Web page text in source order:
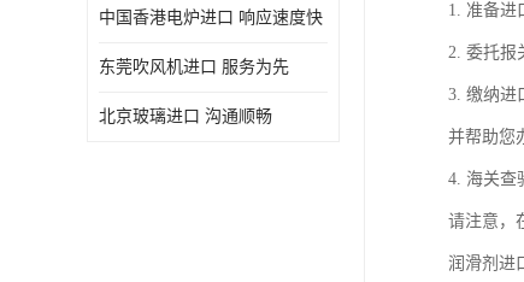
中国香港电炉进口 响应速度快
东莞吹风机进口 服务为先
北京玻璃进口 沟通顺畅
1. 准备进
2. 委托报
3. 缴纳进
并帮助您
4. 海关查
请注意，
润滑剂进